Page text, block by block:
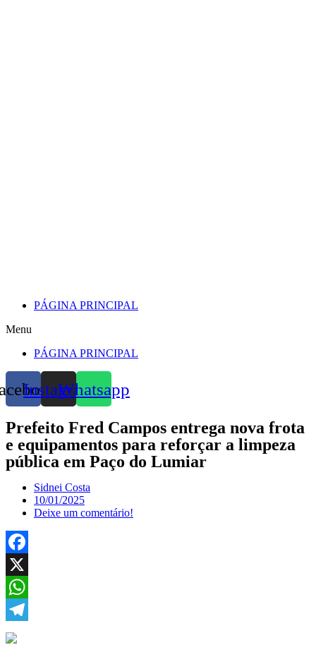
PÁGINA PRINCIPAL
Menu
PÁGINA PRINCIPAL
InstagramWhatsapp
Prefeito Fred Campos entrega nova frota
e equipamentos para reforçar a limpeza
pública em Paço do Lumiar
Sidnei Costa
10/01/2025
Deixe um comentário!
Facebook
X
WhatsApp
Telegram